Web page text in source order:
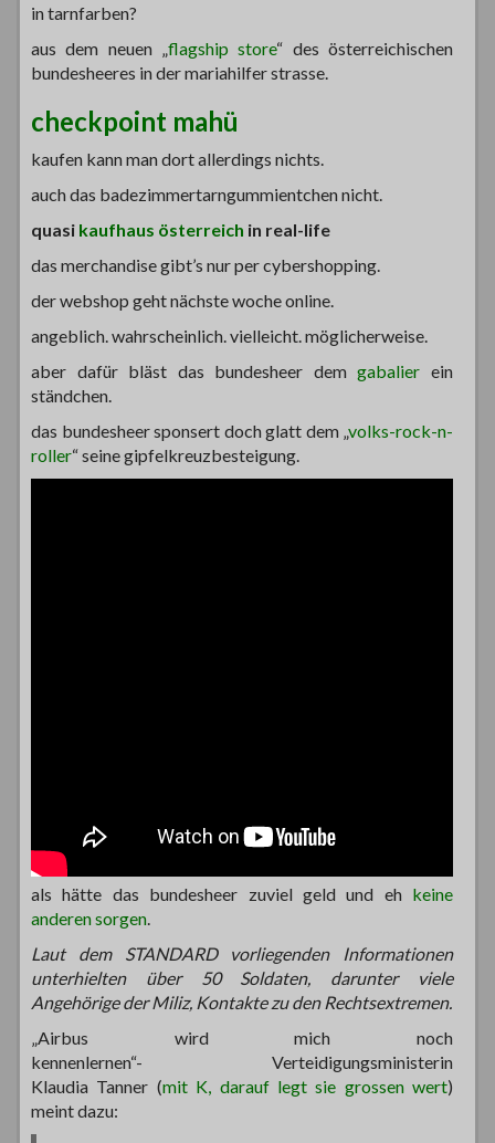
in tarnfarben?
aus dem neuen „flagship store“ des österreichischen
bundesheeres in der mariahilfer strasse.
checkpoint mahü
kaufen kann man dort allerdings nichts.
auch das badezimmertarngummientchen nicht.
quasi kaufhaus österreich in real-life
das merchandise gibt’s nur per cybershopping.
der webshop geht nächste woche online.
angeblich. wahrscheinlich. vielleicht. möglicherweise.
aber dafür bläst das bundesheer demgabalierein
ständchen.
das bundesheer sponsert doch glatt dem „volks-rock-n-
roller“ seine gipfelkreuzbesteigung.
als hätte das bundesheer zuviel geld und eh keine
anderen sorgen.
Laut dem STANDARD vorliegenden Informationen
unterhielten über 50 Soldaten, darunter viele
Angehörige der Miliz, Kontakte zu den Rechtsextremen.
„Airbus wird mich noch
kennenlernen“- Verteidigungsministerin
Klaudia Tanner (mit K, darauf legt sie grossen wert)
meint dazu: